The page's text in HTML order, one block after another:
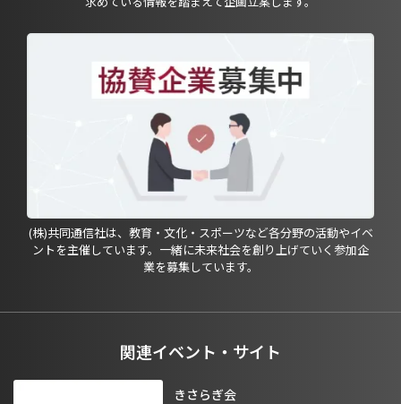
(株)共同通信社は、教育・文化・スポーツなど各分野の活動やイベ
ントを主催しています。一緒に未来社会を創り上げていく参加企
業を募集しています。
関連イベント・サイト
きさらぎ会